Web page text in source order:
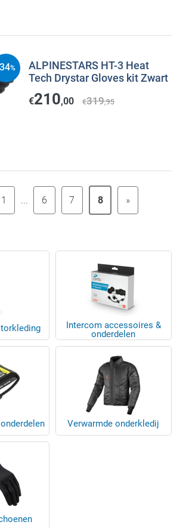
ALPINESTARS HT-3 Heat
Tech Drystar Gloves kit Zwart
€210,00 €319,95
%
1 ... 6 7 8 »
Intercom accessoires &
onderdelen
Verwarmde onderkledij